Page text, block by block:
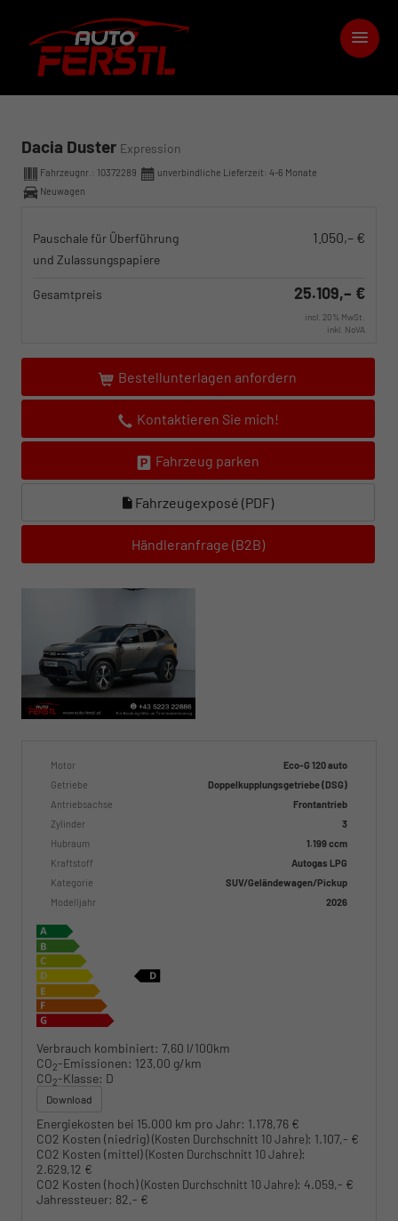
Dacia Duster Expression
Fahrzeugnr.: 10372289
unverbindliche Lieferzeit: 4-6 Monate
Neuwagen
Pauschale für Überführung
und Zulassungspapiere
1.050,– €
Gesamtpreis 25.109,– €
incl. 20% MwSt.
inkl. NoVA
Bestellunterlagen anfordern
Kontaktieren Sie mich!
Fahrzeug parken
Fahrzeugexposé (PDF)
Händleranfrage (B2B)
Motor
Eco-G 120 auto
Getriebe
Doppelkupplungsgetriebe (DSG)
Antriebsachse
Frontantrieb
Zylinder
3
Hubraum
1.199 ccm
Kraftstoff
Autogas LPG
Kategorie
SUV/Geländewagen/Pickup
Modelljahr
2026
Verbrauch kombiniert: 7,60 l/100km
CO2-Emissionen: 123,00 g/km
CO2-Klasse: D
Download
Energiekosten bei 15.000 km pro Jahr: 1.178,76 €
CO2 Kosten (niedrig)(Kosten Durchschnitt 10 Jahre): 1.107,- €
CO2 Kosten (mittel)(Kosten Durchschnitt 10 Jahre):
2.629,12 €
CO2 Kosten (hoch)(Kosten Durchschnitt 10 Jahre): 4.059,- €
Jahressteuer: 82,- €